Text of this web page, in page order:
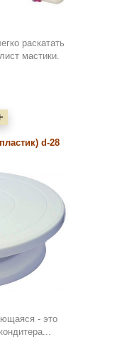
раскатать
мастики.
d-28
- это